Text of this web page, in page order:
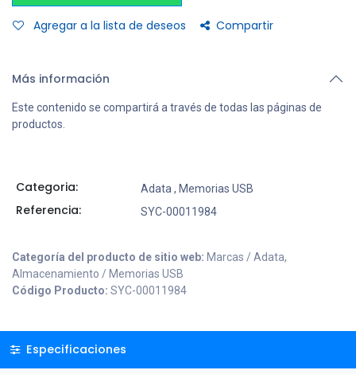
Agregar a la lista de deseos Compartir
Más información
Este contenido se compartirá a través de todas las páginas de
productos.
Categoria: Adata , Memorias USB
Referencia: SYC-00011984
Categoría del producto de sitio web: Marcas / Adata,
Almacenamiento / Memorias USB
Código Producto: SYC-00011984
Especificaciones